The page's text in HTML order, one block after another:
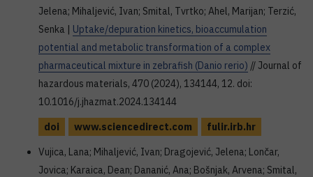
Jelena; Mihaljević, Ivan; Smital, Tvrtko; Ahel, Marijan; Terzić,
Senka | Uptake/depuration kinetics, bioaccumulation
potential and metabolic transformation of a complex
pharmaceutical mixture in zebrafish (Danio rerio) // Journal of
hazardous materials, 470 (2024), 134144, 12. doi:
10.1016/j.jhazmat.2024.134144
doi
www.sciencedirect.com
fulir.irb.hr
Vujica, Lana; Mihaljević, Ivan; Dragojević, Jelena; Lončar,
Jovica; Karaica, Dean; Dananić, Ana; Bošnjak, Arvena; Smital,